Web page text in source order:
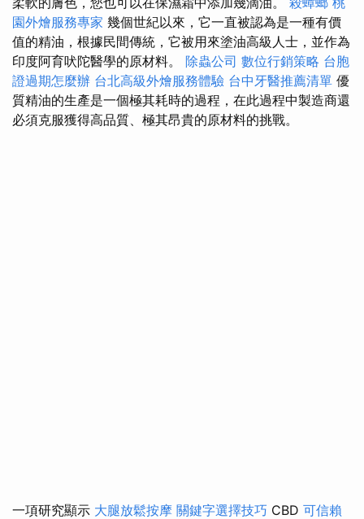
園外燴服務專家 幾個世紀以來，它一直被認為是一種有價
值的精油，根據民間傳統，它被用來塗油高級人士，並作為
印度阿育吠陀醫學的原材料。 除蟲公司 數位行銷策略 台胞
證過期怎麼辦 台北高級外燴服務體驗 台中牙醫推薦清單 優
質精油的生產是一個極其耗時的過程，在此過程中製造商還
必須克服獲得高品質、極其昂貴的原材料的挑戰。
一項研究顯示 大腿放鬆按摩 關鍵字選擇技巧 CBD 可信賴